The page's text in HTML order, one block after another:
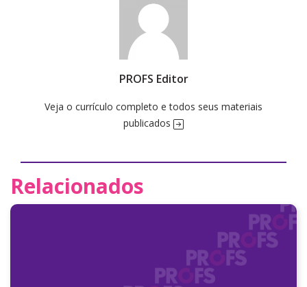
PROFS Editor
Veja o currículo completo e todos seus materiais
publicados
Relacionados